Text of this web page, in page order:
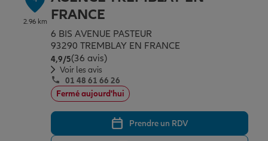
2.96 km
FRANCE
6 BIS AVENUE PASTEUR
93290 TREMBLAY EN FRANCE
4,9/5Note de 4.9 sur 5
(36 avis)
Voir les avis
01 48 61 66 26
Fermé aujourd'hui
Prendre un RDV